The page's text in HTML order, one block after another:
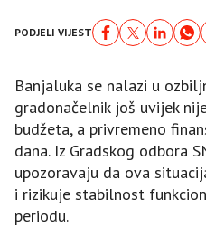
PODJELI VIJEST
Banjaluka se nalazi u
gradonačelnik još uvijek
budžeta, a privremeno
dana. Iz Gradskog odbora
upozoravaju da ova
i rizikuje stabilnost
periodu.